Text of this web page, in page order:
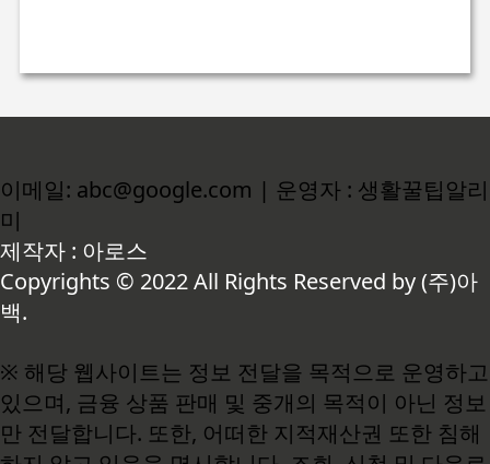
이메일: abc@google.com | 운영자 : 생활꿀팁알리
미
제작자 : 아로스
Copyrights © 2022 All Rights Reserved by (주)아
백.
※ 해당 웹사이트는 정보 전달을 목적으로 운영하고
있으며, 금융 상품 판매 및 중개의 목적이 아닌 정보
만 전달합니다. 또한, 어떠한 지적재산권 또한 침해